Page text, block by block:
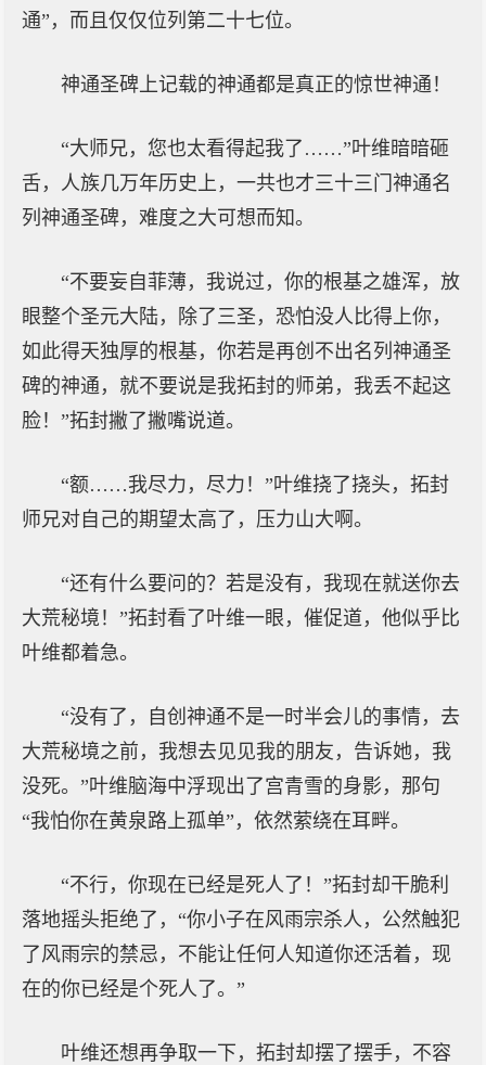
通”，而且仅仅位列第二十七位。
神通圣碑上记载的神通都是真正的惊世神通！
“大师兄，您也太看得起我了……”叶维暗暗砸
舌，人族几万年历史上，一共也才三十三门神通名
列神通圣碑，难度之大可想而知。
“不要妄自菲薄，我说过，你的根基之雄浑，放
眼整个圣元大陆，除了三圣，恐怕没人比得上你，
如此得天独厚的根基，你若是再创不出名列神通圣
碑的神通，就不要说是我拓封的师弟，我丢不起这
脸！”拓封撇了撇嘴说道。
“额……我尽力，尽力！”叶维挠了挠头，拓封
师兄对自己的期望太高了，压力山大啊。
“还有什么要问的？若是没有，我现在就送你去
大荒秘境！”拓封看了叶维一眼，催促道，他似乎比
叶维都着急。
“没有了，自创神通不是一时半会儿的事情，去
大荒秘境之前，我想去见见我的朋友，告诉她，我
没死。”叶维脑海中浮现出了宫青雪的身影，那句
“我怕你在黄泉路上孤单”，依然萦绕在耳畔。
“不行，你现在已经是死人了！”拓封却干脆利
落地摇头拒绝了，“你小子在风雨宗杀人，公然触犯
了风雨宗的禁忌，不能让任何人知道你还活着，现
在的你已经是个死人了。”
叶维还想再争取一下，拓封却摆了摆手，不容